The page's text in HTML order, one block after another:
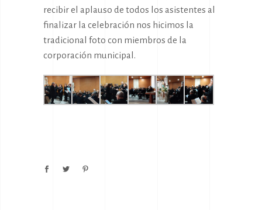
recibir el aplauso de todos los asistentes al
finalizar la celebración nos hicimos la
tradicional foto con miembros de la
corporación municipal.